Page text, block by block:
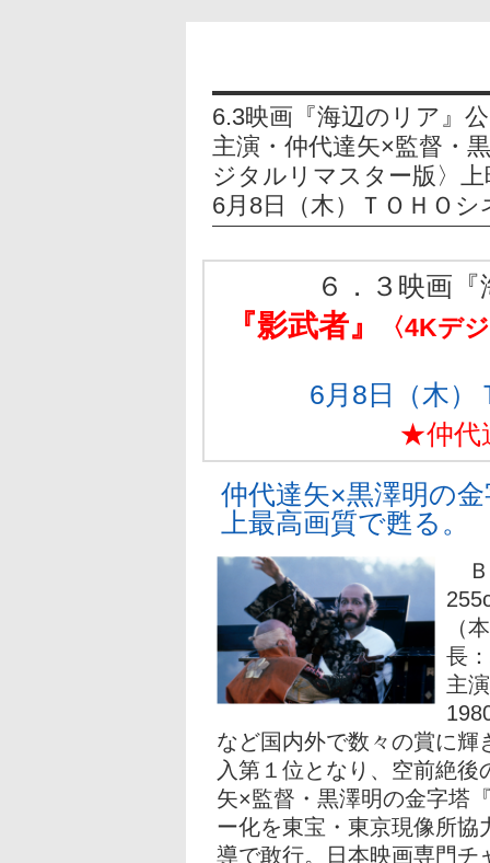
6.3映画『海辺のリア』
主演・仲代達矢×監督・
ジタルリマスター版〉上
6月8日（木）ＴＯＨＯ
６．３映画
『影武者』 〈4Kデ
6月8日（木）
★仲代
仲代達矢×黒澤明の
上最高画質で甦る。
Ｂ
（
長
主
など国内外で数々の賞に輝
入第１位となり、空前絶
矢×監督・黒澤明の金字塔
ー化を東宝・東京現像所協
導で敢行。日本映画専門チ